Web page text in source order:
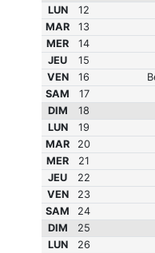
LUN
12
MAR
13
MER
14
JEU
15
VEN
16
SAM
17
DIM
18
LUN
19
MAR
20
MER
21
JEU
22
VEN
23
SAM
24
DIM
25
LUN
26